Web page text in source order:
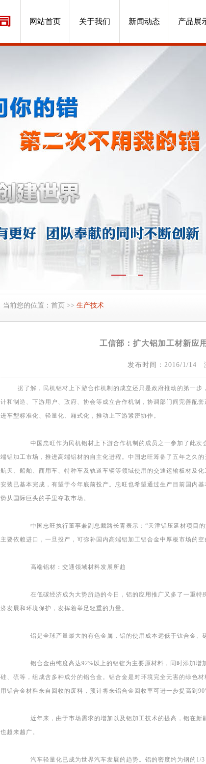
网站首页 关于我们 新闻动态 产品展
当前您的位置： 首页 >> 生产技术
工信部：扩大铝加工材新应
发布时间：2016/1/14
据了解，民机铝材上下游合作机制的成立还只是政府推动的第一
计和制造、下游用户、政府、协会等成立合作机制，协调部门间完善配
进车型标准化、轻量化、厢式化，推动上下游紧密协作。
中国忠旺作为民机铝材上下游合作机制的成员之一参加了此次
端铝加工市场，推进高端铝材的自主化进程。中国忠旺筹备了五年之久
航天、船舶、商用车、特种车及轨道车辆等领域使用的交通运输板材及
安装已基本完成，有望于今年底前投产。忠旺也希望通过生产目前国内
势从国际巨头的手里夺取市场。
中国忠旺执行董事兼副总裁路长青表示：“天津铝压延材项目的
主要依赖进口，一旦投产，可弥补国内高端铝加工铝合金中厚板市场的空
高端铝材：交通领域材料发展所趋
在低碳经济成为大势所趋的今日，铝的应用推广又多了一重特
济发展和环境保护，发挥着举足轻重的力量。
铝是全球产量最大的有色金属，铝的使用成本远低于钛合金、
铝合金由纯度高达92%以上的铝锭为主要原材料，同时添加增
硅、硫等，组成含多种成分的铝合金。铝合金是对环境完全无害的绿色
用铝合金材料来自回收的废料，预计将来铝合金回收率可进一步提高到
近年来，由于市场需求的增加以及铝加工技术的提高，铝在新
也越来越广。
汽车轻量化已成为世界汽车发展的趋势。铝的密度约为钢的1/3